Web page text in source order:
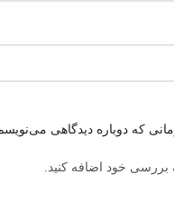
که دوباره دیدگاهی
بررسی خود اضافه کنید.